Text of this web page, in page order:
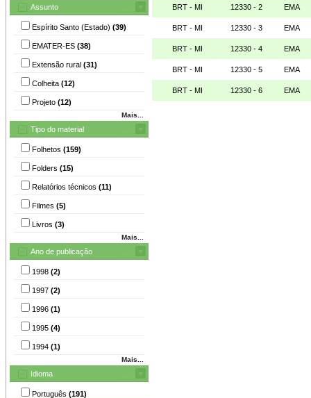
Assunto
Espírito Santo (Estado) (39)
EMATER-ES (38)
Extensão rural (31)
Colheita (12)
Projeto (12)
Mais...
Tipo do material
Folhetos (159)
Folders (15)
Relatórios técnicos (11)
Filmes (5)
Livros (3)
Mais...
Ano de publicação
1998 (2)
1997 (2)
1996 (1)
1995 (4)
1994 (1)
Mais...
Idioma
Português (191)
BRT - MI 12330 - 2 EMA
BRT - MI 12330 - 3 EMA
BRT - MI 12330 - 4 EMA
BRT - MI 12330 - 5 EMA
BRT - MI 12330 - 6 EMA